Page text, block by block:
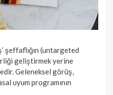
şeffaflığın (untargeted
geliştirmek yerine
Geleneksel görüş,
uyum programının